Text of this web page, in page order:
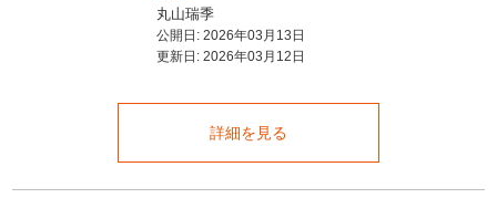
丸山瑞季
公開日: 2026年03月13日
更新日: 2026年03月12日
詳細を見る